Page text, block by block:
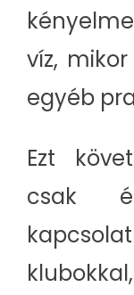
víz,
egyéb
Ezt
csak